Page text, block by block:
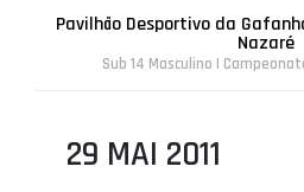
Pavilhão Desportivo da
Nazaré
Sub 14 Masculino |
29 MAI 2011